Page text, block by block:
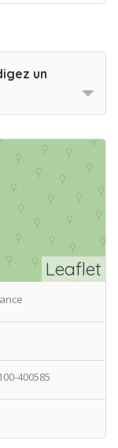
un
Leaflet
400585